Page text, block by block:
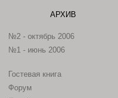
АРХИВ
№2 - октябрь 2006
№1 - июнь 2006
Гостевая книга
Форум